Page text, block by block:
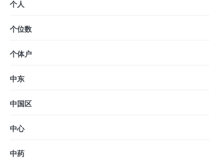
个人
个位数
个体户
中东
中国区
中心
中药